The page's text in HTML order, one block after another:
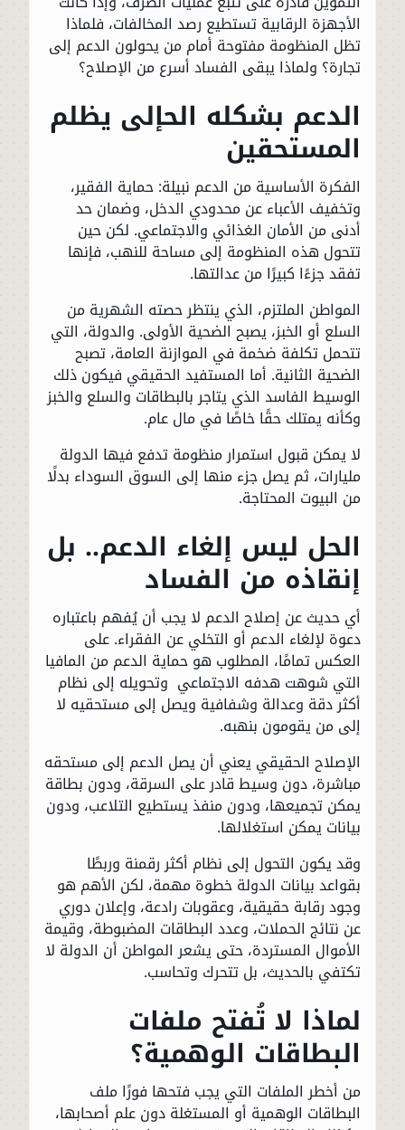
الأجهزة الرقابية تستطيع رصد المخالفات، فلماذا
تظل المنظومة مفتوحة أمام من يحولون الدعم إلى
تجارة؟ ولماذا يبقى الفساد أسرع من الإصلاح؟
الدعم بشكله الحإلى يظلم
المستحقين
الفكرة الأساسية من الدعم نبيلة: حماية الفقير،
وتخفيف الأعباء عن محدودي الدخل، وضمان حد
أدنى من الأمان الغذائي والاجتماعي. لكن حين
تتحول هذه المنظومة إلى مساحة للنهب، فإنها
تفقد جزءًا كبيرًا من عدالتها.
المواطن الملتزم، الذي ينتظر حصته الشهرية من
السلع أو الخبز، يصبح الضحية الأولى. والدولة، التي
تتحمل تكلفة ضخمة في الموازنة العامة، تصبح
الضحية الثانية. أما المستفيد الحقيقي فيكون ذلك
الوسيط الفاسد الذي يتاجر بالبطاقات والسلع والخبز
وكأنه يمتلك حقًا خاصًا في مال عام.
لا يمكن قبول استمرار منظومة تدفع فيها الدولة
مليارات، ثم يصل جزء منها إلى السوق السوداء بدلًا
من البيوت المحتاجة.
الحل ليس إلغاء الدعم.. بل
إنقاذه من الفساد
أي حديث عن إصلاح الدعم لا يجب أن يُفهم باعتباره
دعوة لإلغاء الدعم أو التخلي عن الفقراء. على
العكس تمامًا، المطلوب هو حماية الدعم من المافيا
التي شوهت هدفه الاجتماعي وتحويله إلى نظام
أكثر دقة وعدالة وشفافية ويصل إلى مستحقيه لا
إلى من يقومون بنهبه.
الإصلاح الحقيقي يعني أن يصل الدعم إلى مستحقه
مباشرة، دون وسيط قادر على السرقة، ودون بطاقة
يمكن تجميعها، ودون منفذ يستطيع التلاعب، ودون
بيانات يمكن استغلالها.
وقد يكون التحول إلى نظام أكثر رقمنة وربطًا
بقواعد بيانات الدولة خطوة مهمة، لكن الأهم هو
وجود رقابة حقيقية، وعقوبات رادعة، وإعلان دوري
عن نتائج الحملات، وعدد البطاقات المضبوطة، وقيمة
الأموال المستردة، حتى يشعر المواطن أن الدولة لا
تكتفي بالحديث، بل تتحرك وتحاسب.
لماذا لا تُفتح ملفات
البطاقات الوهمية؟
من أخطر الملفات التي يجب فتحها فورًا ملف
البطاقات الوهمية أو المستغلة دون علم أصحابها،